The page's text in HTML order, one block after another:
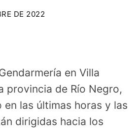
DE 2022
en Villa
provincia de Río Negro,
en las últimas horas y las
dirigidas hacia los